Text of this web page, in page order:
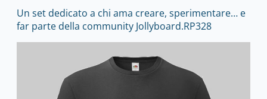
Un set dedicato a chi ama creare, sperimentare… e
far parte della community Jollyboard.RP328